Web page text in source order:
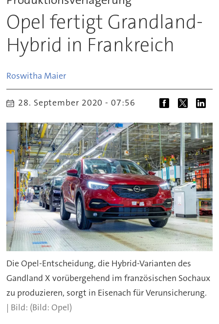
Opel fertigt Grandland-
Hybrid in Frankreich
Roswitha Maier
28. September 2020 - 07:56
Die Opel-Entscheidung, die Hybrid-Varianten des
Gandland X vorübergehend im französischen Sochaux
zu produzieren, sorgt in Eisenach für Verunsicherung.
(Bild: Opel)